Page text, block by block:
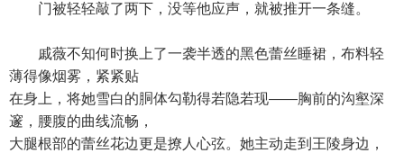
门被轻轻敲了两下，没等他应声，就被推开一条缝。
戚薇不知何时换上了一袭半透的黑色蕾丝睡裙，布料轻
薄得像烟雾，紧紧贴
在身上，将她雪白的胴体勾勒得若隐若现——胸前的沟壑深
邃，腰腹的曲线流畅，
大腿根部的蕾丝花边更是撩人心弦。她主动走到王陵身边，